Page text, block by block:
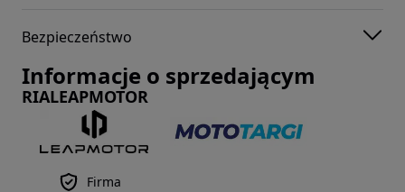
Bezpieczeństwo
Informacje o sprzedającym
RIALEAPMOTOR
Firma